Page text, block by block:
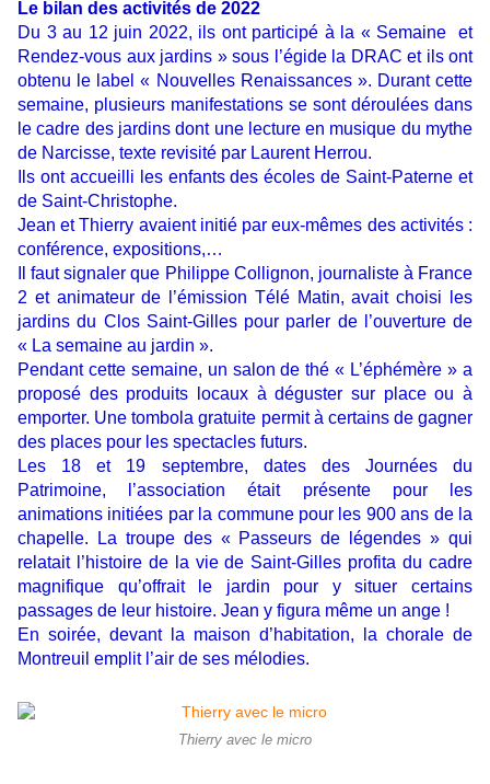
Le bilan des activités de 2022
Du 3 au 12 juin 2022, ils ont participé à la « Semaine et
Rendez-vous aux jardins » sous l’égide la DRAC et ils ont
obtenu le label « Nouvelles Renaissances ». Durant cette
semaine, plusieurs manifestations se sont déroulées dans
le cadre des jardins dont une lecture en musique du mythe
de Narcisse, texte revisité par Laurent Herrou.
Ils ont accueilli les enfants des écoles de Saint-Paterne et
de Saint-Christophe.
Jean et Thierry avaient initié par eux-mêmes des activités :
conférence, expositions,…
Il faut signaler que Philippe Collignon, journaliste à France
2 et animateur de l’émission Télé Matin, avait choisi les
jardins du Clos Saint-Gilles pour parler de l’ouverture de
« La semaine au jardin ».
Pendant cette semaine, un salon de thé « L’éphémère » a
proposé des produits locaux à déguster sur place ou à
emporter. Une tombola gratuite permit à certains de gagner
des places pour les spectacles futurs.
Les 18 et 19 septembre, dates des Journées du
Patrimoine, l’association était présente pour les
animations initiées par la commune pour les 900 ans de la
chapelle. La troupe des « Passeurs de légendes » qui
relatait l’histoire de la vie de Saint-Gilles profita du cadre
magnifique qu’offrait le jardin pour y situer certains
passages de leur histoire. Jean y figura même un ange !
En soirée, devant la maison d’habitation, la chorale de
Montreuil emplit l’air de ses mélodies.
Thierry avec le micro